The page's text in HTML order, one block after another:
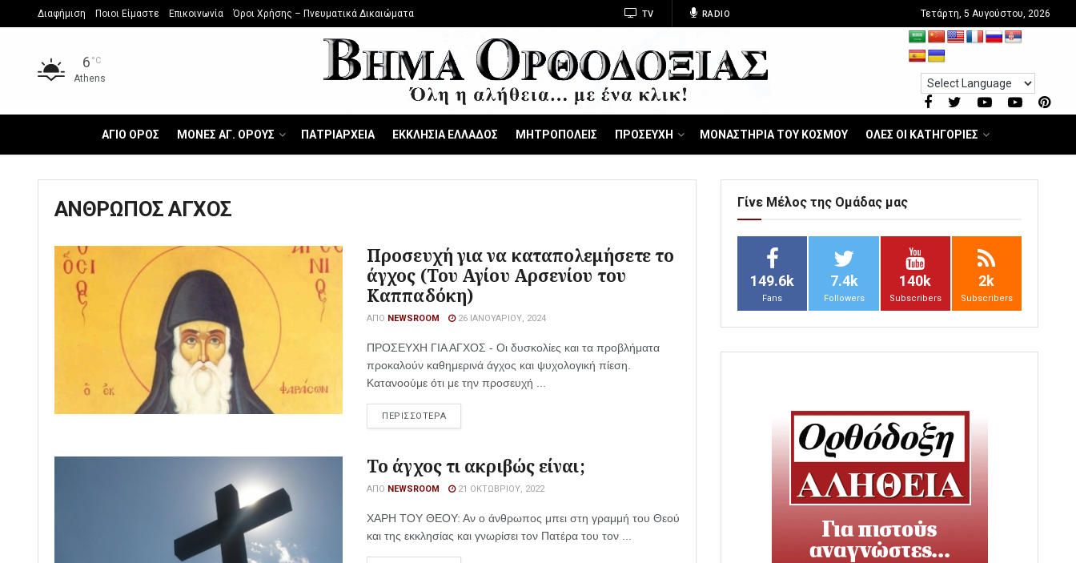
Διαφήμιση Ποιοι Είμαστε Επικοινωνία Όροι Χρήσης – Πνευματικά Δικαιώματα TV RADIO Τετάρτη, 5 Αυγούστου, 2026
6 °C
Athens
ΑΓΙΟ ΟΡΟΣ ΜΟΝΕΣ ΑΓ. ΟΡΟΥΣ ΠΑΤΡΙΑΡΧΕΙΑ ΕΚΚΛΗΣΙΑ ΕΛΛΑΔΟΣ ΜΗΤΡΟΠΟΛΕΙΣ ΠΡΟΣΕΥΧΗ ΜΟΝΑΣΤΗΡΙΑ ΤΟΥ ΚΟΣΜΟΥ ΟΛΕΣ ΟΙ ΚΑΤΗΓΟΡΙΕΣ
ΑΝΘΡΩΠΟΣ ΑΓΧΟΣ
Προσευχή για να καταπολεμήσετε το
άγχος (Του Αγίου Αρσενίου του
Καππαδόκη)
ΑΠΌ NEWSROOM 26 ΙΑΝΟΥΑΡΊΟΥ, 2024
ΠΡΟΣΕΥΧΗ ΓΙΑ ΑΓΧΟΣ - Οι δυσκολίες και τα προβλήματα
προκαλούν καθημερινά άγχος και ψυχολογική πίεση.
Κατανοούμε ότι με την προσευχή ...
ΠΕΡΙΣΣΟΤΕΡΑ
Το άγχος τι ακριβώς είναι;
ΑΠΌ NEWSROOM 21 ΟΚΤΩΒΡΊΟΥ, 2022
ΧΑΡΗ ΤΟΥ ΘΕΟΥ: Αν ο άνθρωπος μπει στη γραμμή του Θεού
και της εκκλησίας και γνωρίσει τον Πατέρα του τον ...
Γίνε Μέλος της Ομάδας μας
149.6k
Fans
7.4k
Followers
140k
Subscribers
2k
Subscribers